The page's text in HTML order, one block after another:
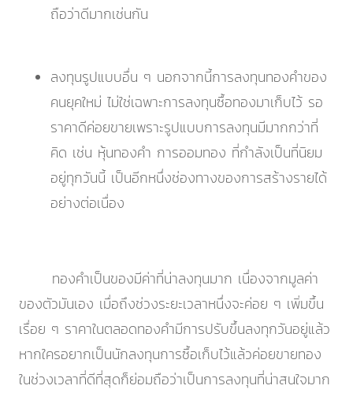
ถือว่าดีมากเช่นกัน
ลงทุนรูปแบบอื่น ๆ นอกจากนี้การลงทุนทองคำของ
คนยุคใหม่ ไม่ใช่เฉพาะการลงทุนซื้อทองมาเก็บไว้ รอ
ราคาดีค่อยขายเพราะรูปแบบการลงทุนมีมากกว่าที่
คิด เช่น หุ้นทองคำ การออมทอง ที่กำลังเป็นที่นิยม
อยู่ทุกวันนี้ เป็นอีกหนึ่งช่องทางของการสร้างรายได้
อย่างต่อเนื่อง
ทองคำเป็นของมีค่าที่น่าลงทุนมาก เนื่องจากมูลค่า
ของตัวมันเอง เมื่อถึงช่วงระยะเวลาหนึ่งจะค่อย ๆ เพิ่มขึ้น
เรื่อย ๆ ราคาในตลอดทองคำมีการปรับขึ้นลงทุกวันอยู่แล้ว
หากใครอยากเป็นนักลงทุนการซื้อเก็บไว้แล้วค่อยขายทอง
ในช่วงเวลาที่ดีที่สุดก็ย่อมถือว่าเป็นการลงทุนที่น่าสนใจมาก